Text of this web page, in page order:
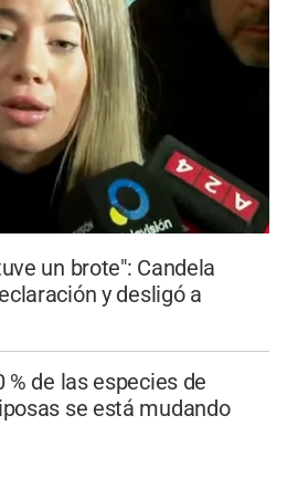
un brote": Candela
y desligó a
% de las especies de
se está mudando